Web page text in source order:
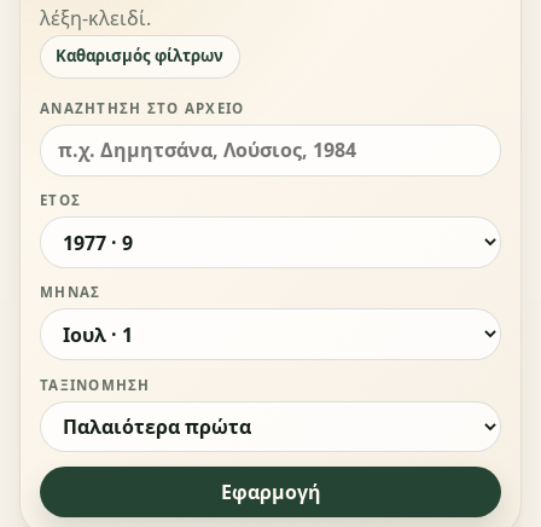
λέξη-κλειδί.
Καθαρισμός φίλτρων
ΑΝΑΖΉΤΗΣΗ ΣΤΟ ΑΡΧΕΊΟ
ΈΤΟΣ
ΜΉΝΑΣ
ΤΑΞΙΝΌΜΗΣΗ
Εφαρμογή